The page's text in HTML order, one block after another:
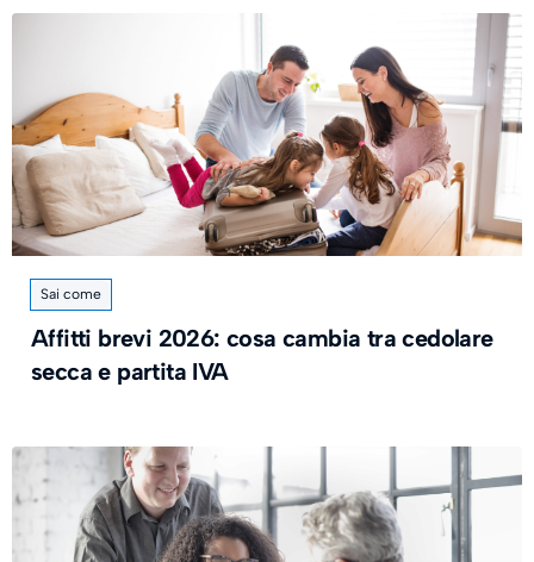
Sai come
Affitti brevi 2026: cosa cambia tra cedolare
secca e partita IVA